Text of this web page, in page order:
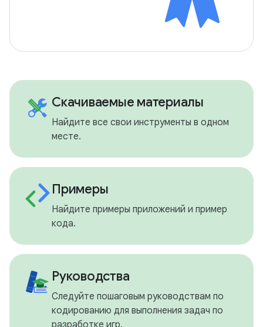
Скачиваемые материалы
Найдите все свои инструменты в одном
месте.
Примеры
Найдите примеры приложений и пример
кода.
Руководства
Следуйте пошаговым руководствам по
кодированию для выполнения задач по
разработке игр.